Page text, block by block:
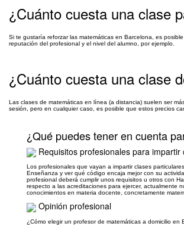
¿Cuánto cuesta una clase
Si te gustaría reforzar las matemáticas en Barcelona, es
reputación del profesional y el nivel del alumno, por ejemplo.
¿Cuánto cuesta una clase
Las clases de matemáticas en línea (a distancia) suelen ser
sesión, pero en cualquier caso, es posible que estos precios
¿Qué puedes tener en cuenta
Requisitos profesionales para
Los profesionales que vayan a impartir clases
Enseñanza y ver qué código encaja mejor con su
profesional deberá cumplir unos requisitos u otros con
respecto a las acreditaciones para ejercer, actualmente
conocimientos en materia docente, concretamente
Opinión profesional
¿Cómo elegir un profesor de matemáticas a domicilio en